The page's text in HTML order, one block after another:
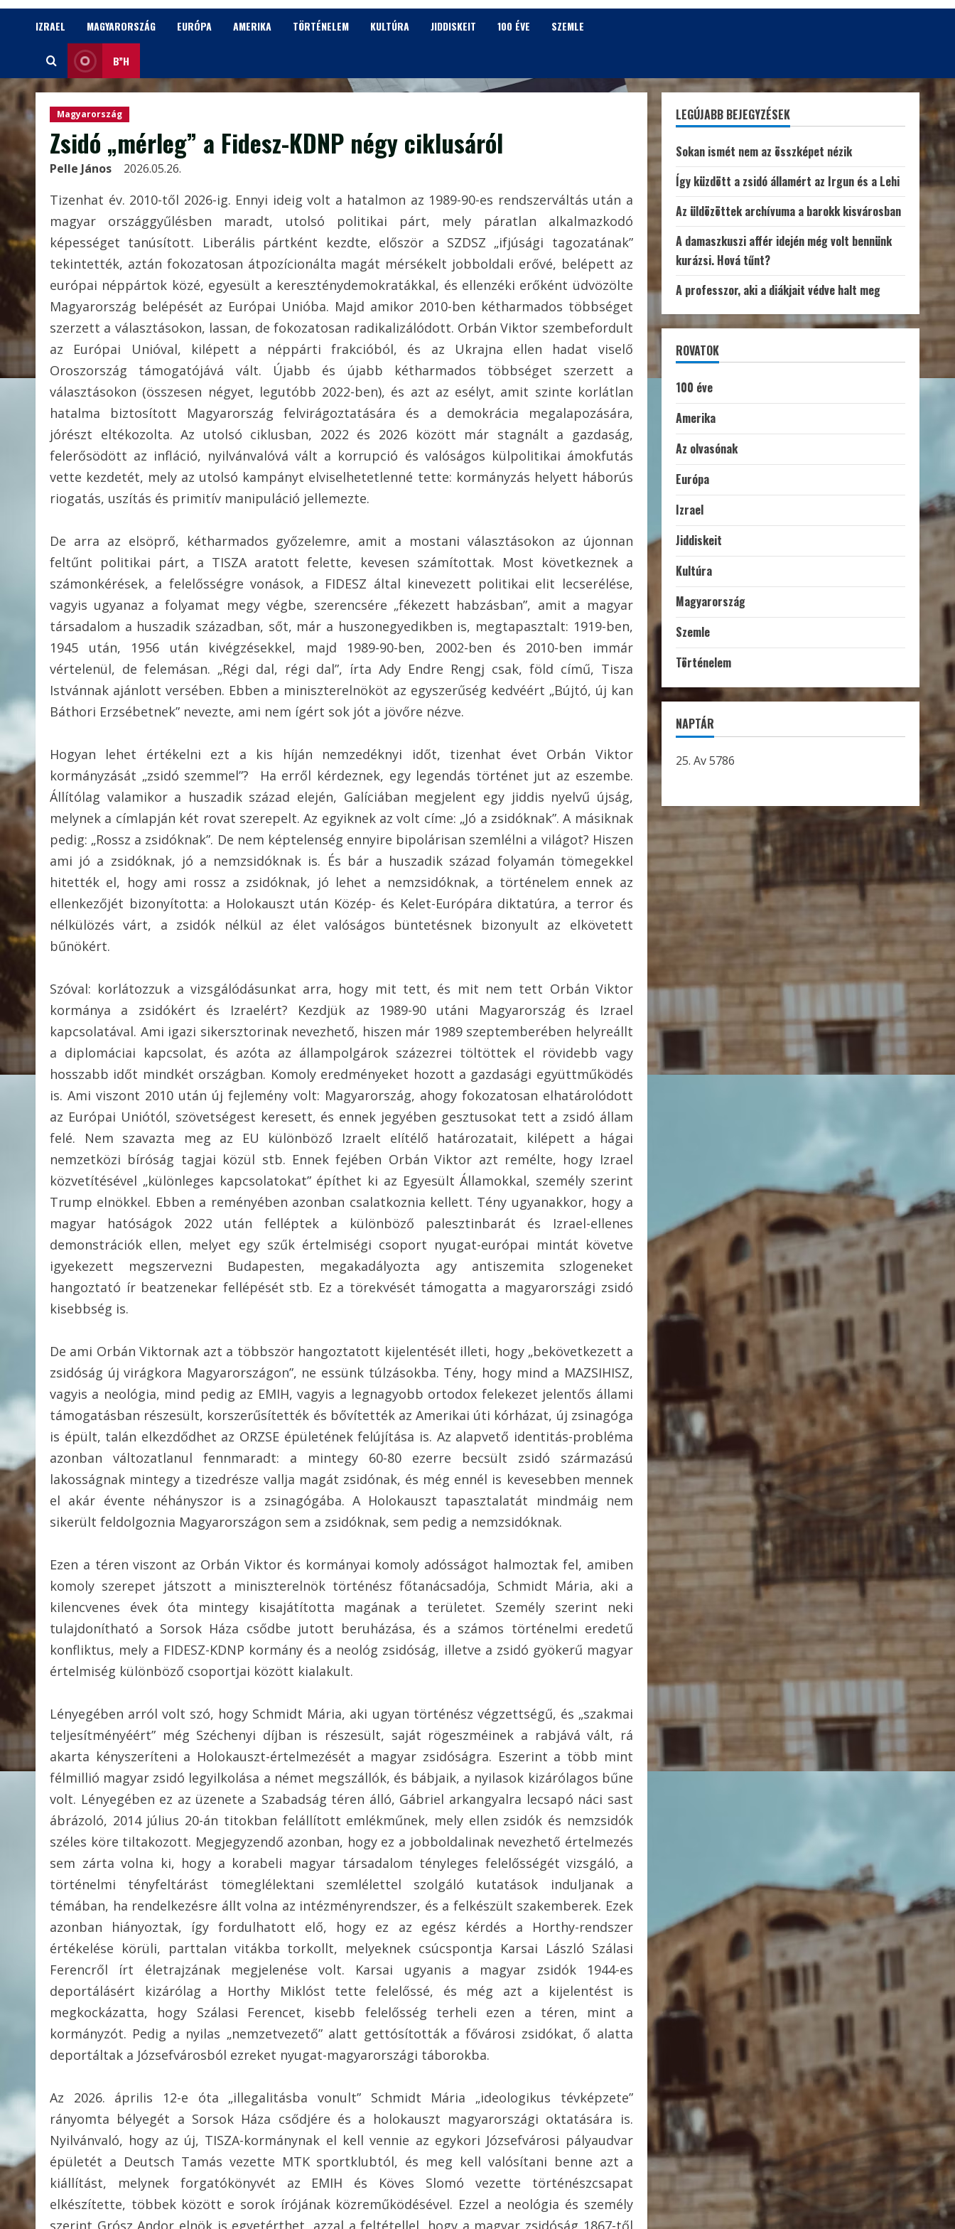
IZRAEL MAGYARORSZÁG EURÓPA AMERIKA TÖRTÉNELEM KULTÚRA JIDDISKEIT 100 ÉVE SZEMLE
B”H
Magyarország
Zsidó „mérleg” a Fidesz-KDNP négy ciklusáról
Pelle János 2026.05.26.
Tizenhat év. 2010-től 2026-ig. Ennyi ideig volt a hatalmon az 1989-90-es rendszerváltás után a
magyar országgyűlésben maradt, utolsó politikai párt, mely páratlan alkalmazkodó
képességet tanúsított. Liberális pártként kezdte, először a SZDSZ „ifjúsági tagozatának”
tekintették, aztán fokozatosan átpozícionálta magát mérsékelt jobboldali erővé, belépett az
európai néppártok közé, egyesült a kereszténydemokratákkal, és ellenzéki erőként üdvözölte
Magyarország belépését az Európai Unióba. Majd amikor 2010-ben kétharmados többséget
szerzett a választásokon, lassan, de fokozatosan radikalizálódott. Orbán Viktor szembefordult
az Európai Unióval, kilépett a néppárti frakcióból, és az Ukrajna ellen hadat viselő
Oroszország támogatójává vált. Újabb és újabb kétharmados többséget szerzett a
választásokon (összesen négyet, legutóbb 2022-ben), és azt az esélyt, amit szinte korlátlan
hatalma biztosított Magyarország felvirágoztatására és a demokrácia megalapozására,
jórészt eltékozolta. Az utolsó ciklusban, 2022 és 2026 között már stagnált a gazdaság,
felerősödött az infláció, nyilvánvalóvá vált a korrupció és valóságos külpolitikai ámokfutás
vette kezdetét, mely az utolsó kampányt elviselhetetlenné tette: kormányzás helyett háborús
riogatás, uszítás és primitív manipuláció jellemezte.
De arra az elsöprő, kétharmados győzelemre, amit a mostani választásokon az újonnan
feltűnt politikai párt, a TISZA aratott felette, kevesen számítottak. Most következnek a
számonkérések, a felelősségre vonások, a FIDESZ által kinevezett politikai elit lecserélése,
vagyis ugyanaz a folyamat megy végbe, szerencsére „fékezett habzásban”, amit a magyar
társadalom a huszadik században, sőt, már a huszonegyedikben is, megtapasztalt: 1919-ben,
1945 után, 1956 után kivégzésekkel, majd 1989-90-ben, 2002-ben és 2010-ben immár
vértelenül, de felemásan. „Régi dal, régi dal”, írta Ady Endre Rengj csak, föld című, Tisza
Istvánnak ajánlott versében. Ebben a miniszterelnököt az egyszerűség kedvéért „Bújtó, új kan
Báthori Erzsébetnek” nevezte, ami nem ígért sok jót a jövőre nézve.
Hogyan lehet értékelni ezt a kis híján nemzedéknyi időt, tizenhat évet Orbán Viktor
kormányzását „zsidó szemmel”? Ha erről kérdeznek, egy legendás történet jut az eszembe.
Állítólag valamikor a huszadik század elején, Galíciában megjelent egy jiddis nyelvű újság,
melynek a címlapján két rovat szerepelt. Az egyiknek az volt címe: „Jó a zsidóknak”. A másiknak
pedig: „Rossz a zsidóknak”. De nem képtelenség ennyire bipolárisan szemlélni a világot? Hiszen
ami jó a zsidóknak, jó a nemzsidóknak is. És bár a huszadik század folyamán tömegekkel
hitették el, hogy ami rossz a zsidóknak, jó lehet a nemzsidóknak, a történelem ennek az
ellenkezőjét bizonyította: a Holokauszt után Közép- és Kelet-Európára diktatúra, a terror és
nélkülözés várt, a zsidók nélkül az élet valóságos büntetésnek bizonyult az elkövetett
bűnökért.
Szóval: korlátozzuk a vizsgálódásunkat arra, hogy mit tett, és mit nem tett Orbán Viktor
kormánya a zsidókért és Izraelért? Kezdjük az 1989-90 utáni Magyarország és Izrael
kapcsolatával. Ami igazi sikersztorinak nevezhető, hiszen már 1989 szeptemberében helyreállt
a diplomáciai kapcsolat, és azóta az állampolgárok százezrei töltöttek el rövidebb vagy
hosszabb időt mindkét országban. Komoly eredményeket hozott a gazdasági együttműködés
is. Ami viszont 2010 után új fejlemény volt: Magyarország, ahogy fokozatosan elhatárolódott
az Európai Uniótól, szövetségest keresett, és ennek jegyében gesztusokat tett a zsidó állam
felé. Nem szavazta meg az EU különböző Izraelt elítélő határozatait, kilépett a hágai
nemzetközi bíróság tagjai közül stb. Ennek fejében Orbán Viktor azt remélte, hogy Izrael
közvetítésével „különleges kapcsolatokat” építhet ki az Egyesült Államokkal, személy szerint
Trump elnökkel. Ebben a reményében azonban csalatkoznia kellett. Tény ugyanakkor, hogy a
magyar hatóságok 2022 után felléptek a különböző palesztinbarát és Izrael-ellenes
demonstrációk ellen, melyet egy szűk értelmiségi csoport nyugat-európai mintát követve
igyekezett megszervezni Budapesten, megakadályozta agy antiszemita szlogeneket
hangoztató ír beatzenekar fellépését stb. Ez a törekvését támogatta a magyarországi zsidó
kisebbség is.
De ami Orbán Viktornak azt a többször hangoztatott kijelentését illeti, hogy „bekövetkezett a
zsidóság új virágkora Magyarországon”, ne essünk túlzásokba. Tény, hogy mind a MAZSIHISZ,
vagyis a neológia, mind pedig az EMIH, vagyis a legnagyobb ortodox felekezet jelentős állami
támogatásban részesült, korszerűsítették és bővítették az Amerikai úti kórházat, új zsinagóga
is épült, talán elkezdődhet az ORZSE épületének felújítása is. Az alapvető identitás-probléma
azonban változatlanul fennmaradt: a mintegy 60-80 ezerre becsült zsidó származású
lakosságnak mintegy a tizedrésze vallja magát zsidónak, és még ennél is kevesebben mennek
el akár évente néhányszor is a zsinagógába. A Holokauszt tapasztalatát mindmáig nem
sikerült feldolgoznia Magyarországon sem a zsidóknak, sem pedig a nemzsidóknak.
Ezen a téren viszont az Orbán Viktor és kormányai komoly adósságot halmoztak fel, amiben
komoly szerepet játszott a miniszterelnök történész főtanácsadója, Schmidt Mária, aki a
kilencvenes évek óta mintegy kisajátította magának a területet. Személy szerint neki
tulajdonítható a Sorsok Háza csődbe jutott beruházása, és a számos történelmi eredetű
konfliktus, mely a FIDESZ-KDNP kormány és a neológ zsidóság, illetve a zsidó gyökerű magyar
értelmiség különböző csoportjai között kialakult.
Lényegében arról volt szó, hogy Schmidt Mária, aki ugyan történész végzettségű, és „szakmai
teljesítményéért” még Széchenyi díjban is részesült, saját rögeszméinek a rabjává vált, rá
akarta kényszeríteni a Holokauszt-értelmezését a magyar zsidóságra. Eszerint a több mint
félmillió magyar zsidó legyilkolása a német megszállók, és bábjaik, a nyilasok kizárólagos bűne
volt. Lényegében ez az üzenete a Szabadság téren álló, Gábriel arkangyalra lecsapó náci sast
ábrázoló, 2014 július 20-án titokban felállított emlékműnek, mely ellen zsidók és nemzsidók
széles köre tiltakozott. Megjegyzendő azonban, hogy ez a jobboldalinak nevezhető értelmezés
sem zárta volna ki, hogy a korabeli magyar társadalom tényleges felelősségét vizsgáló, a
történelmi tényfeltárást tömeglélektani szemlélettel szolgáló kutatások induljanak a
témában, ha rendelkezésre állt volna az intézményrendszer, és a felkészült szakemberek. Ezek
azonban hiányoztak, így fordulhatott elő, hogy ez az egész kérdés a Horthy-rendszer
értékelése körüli, parttalan vitákba torkollt, melyeknek csúcspontja Karsai László Szálasi
Ferencről írt életrajzának megjelenése volt. Karsai ugyanis a magyar zsidók 1944-es
deportálásért kizárólag a Horthy Miklóst tette felelőssé, és még azt a kijelentést is
megkockázatta, hogy Szálasi Ferencet, kisebb felelősség terheli ezen a téren, mint a
kormányzót. Pedig a nyilas „nemzetvezető” alatt gettósították a fővárosi zsidókat, ő alatta
deportáltak a Józsefvárosból ezreket nyugat-magyarországi táborokba.
Az 2026. április 12-e óta „illegalitásba vonult” Schmidt Mária „ideologikus tévképzete”
rányomta bélyegét a Sorsok Háza csődjére és a holokauszt magyarországi oktatására is.
Nyilvánvaló, hogy az új, TISZA-kormánynak el kell vennie az egykori Józsefvárosi pályaudvar
épületét a Deutsch Tamás vezette MTK sportklubtól, és meg kell valósítani benne azt a
kiállítást, melynek forgatókönyvét az EMIH és Köves Slomó vezette történészcsapat
elkészítette, többek között e sorok írójának közreműködésével. Ezzel a neológia és személy
szerint Grósz Andor elnök is egyetérthet, azzal a feltétellel, hogy a magyar zsidóság 1867-től
LEGÚJABB BEJEGYZÉSEK
Sokan ismét nem az összképet nézik
Így küzdött a zsidó államért az Irgun és a Lehi
Az üldözöttek archívuma a barokk kisvárosban
A damaszkuszi affér idején még volt bennünk
kurázsi. Hová tűnt?
A professzor, aki a diákjait védve halt meg
ROVATOK
100 éve
Amerika
Az olvasónak
Európa
Izrael
Jiddiskeit
Kultúra
Magyarország
Szemle
Történelem
NAPTÁR
25. Av 5786